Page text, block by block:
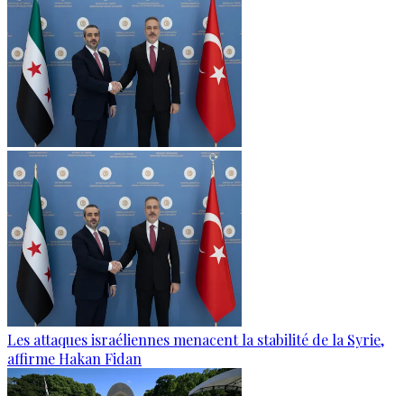
Les attaques israéliennes menacent la stabilité de la Syrie,
affirme Hakan Fidan